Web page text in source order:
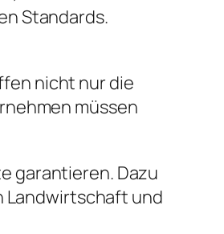
Standards.
nicht nur die
müssen
garantieren. Dazu
Landwirtschaft und